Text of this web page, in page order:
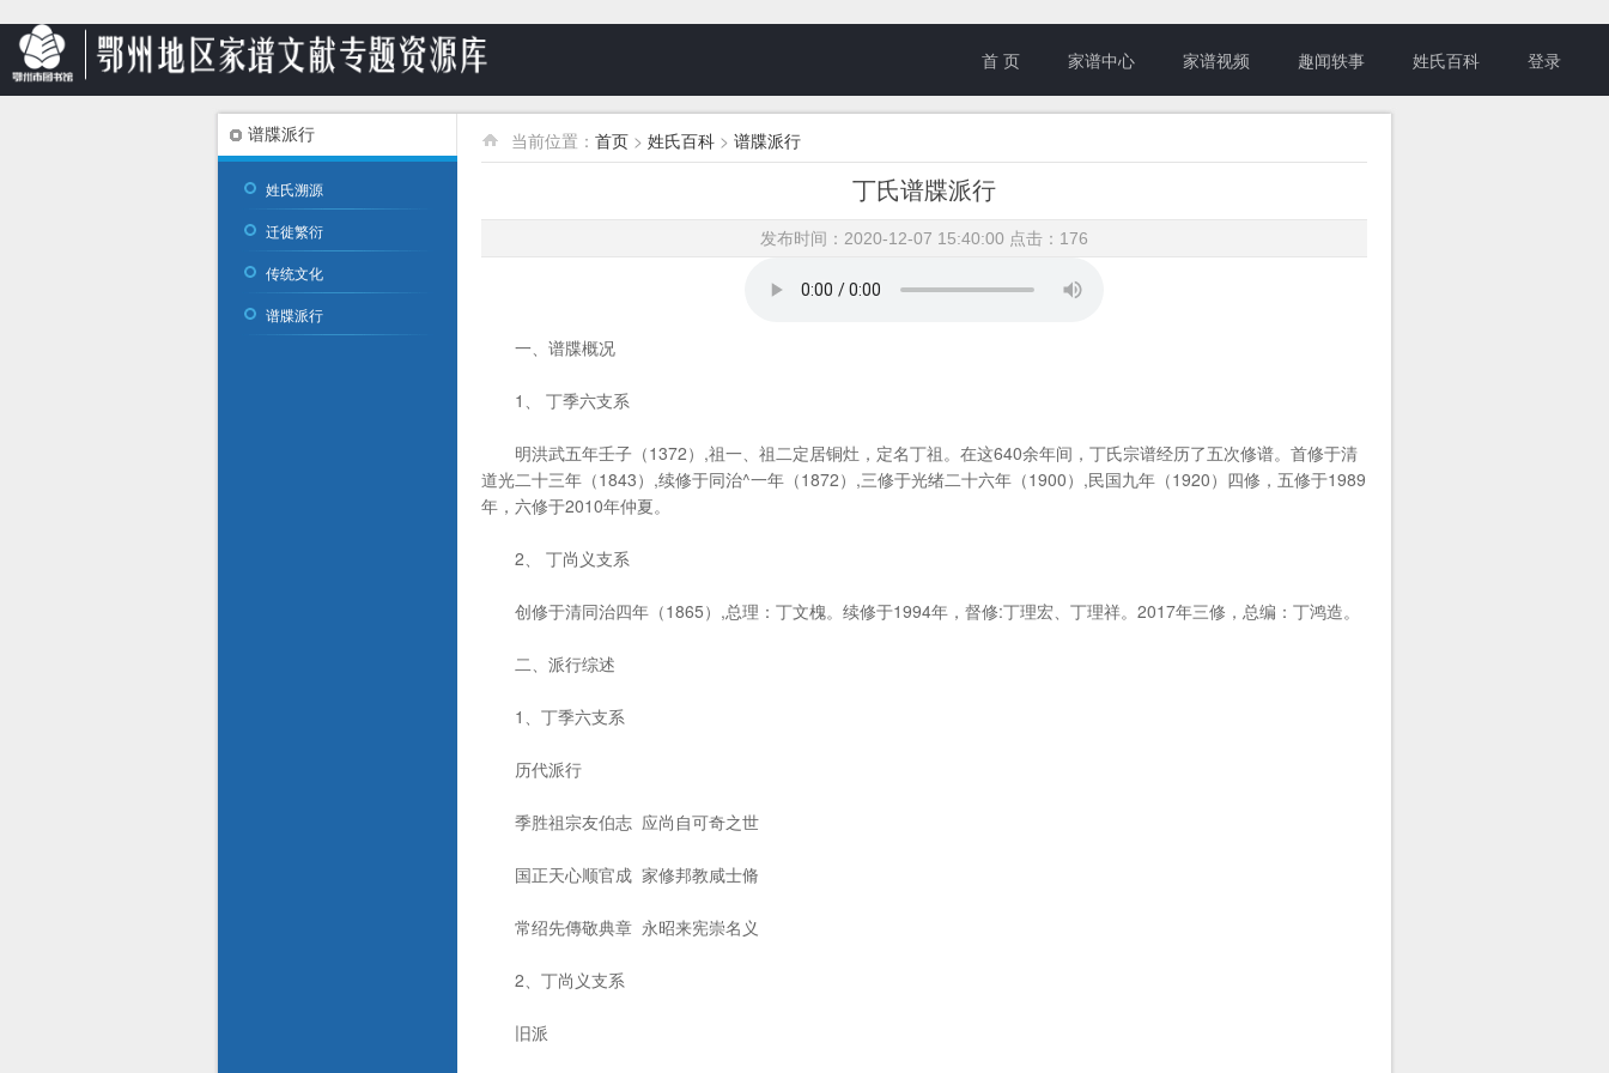
首 页 家谱中心 家谱视频 趣闻轶事 姓氏百科 登录
谱牒派行
姓氏溯源
迁徙繁衍
传统文化
谱牒派行
当前位置： 首页 > 姓氏百科 > 谱牒派行
丁氏谱牒派行
发布时间：2020-12-07 15:40:00 点击： 176
一、谱牒概况
1、 丁季六支系
明洪武五年壬子（1372）,祖一、祖二定居铜灶，定名丁祖。在这640余年间，丁氏宗谱经历了五次修谱。首修于清
道光二十三年（1843）,续修于同治^一年（1872）,三修于光绪二十六年（1900）,民国九年（1920）四修，五修于1989
年，六修于2010年仲夏。
2、 丁尚义支系
创修于清同治四年（1865）,总理：丁文槐。续修于1994年，督修:丁理宏、丁理祥。2017年三修，总编：丁鸿造。
二、派行综述
1、丁季六支系
历代派行
季胜祖宗友伯志 应尚自可奇之世
国正天心顺官成 家修邦教咸士脩
常绍先傳敬典章 永昭来宪崇名义
2、丁尚义支系
旧派